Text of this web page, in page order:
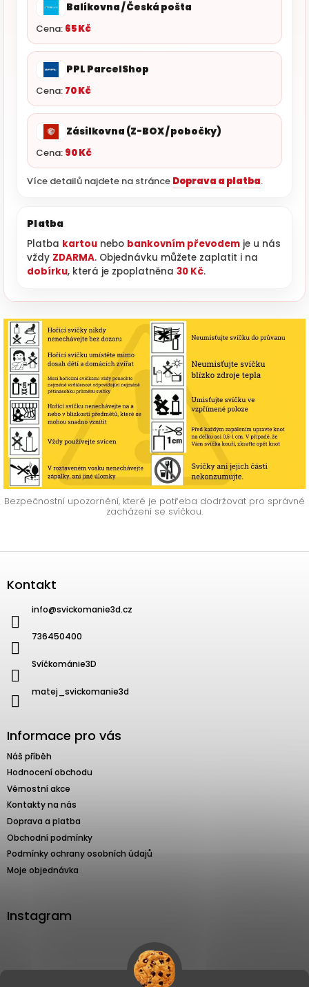
Balíkovna / Česká pošta
Cena: 65 Kč
PPL ParcelShop
Cena: 70 Kč
Zásilkovna (Z-BOX / pobočky)
Cena: 90 Kč
Více detailů najdete na stránce Doprava a platba.
Platba
Platba kartou nebo bankovním převodem je u nás
vždy ZDARMA. Objednávku můžete zaplatit i na
dobírku, která je zpoplatněna 30 Kč.
Bezpečnostní upozornění, které je potřeba dodržovat pro správné
zacházení se svíčkou.
Kontakt
info@svickomanie3d.cz
736450400
Svíčkománie3D
matej_svickomanie3d
Informace pro vás
Náš příběh
Hodnocení obchodu
Věrnostní akce
Kontakty na nás
Doprava a platba
Obchodní podmínky
Podmínky ochrany osobních údajů
Moje objednávka
Instagram